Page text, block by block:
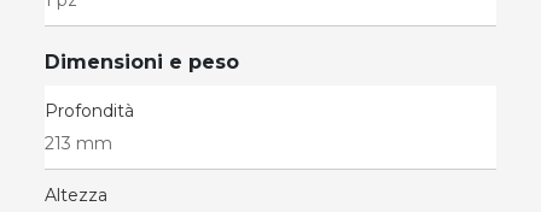
Dimensioni e peso
Profondità
213 mm
Altezza